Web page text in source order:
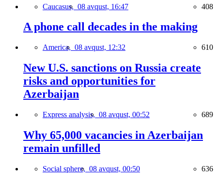
Caucasus, 08 avqust, 16:47 408
A phone call decades in the making
America, 08 avqust, 12:32 610
New U.S. sanctions on Russia create
risks and opportunities for
Azerbaijan
Express analysis, 08 avqust, 00:52 689
Why 65,000 vacancies in Azerbaijan
remain unfilled
Social sphere, 08 avqust, 00:50 636